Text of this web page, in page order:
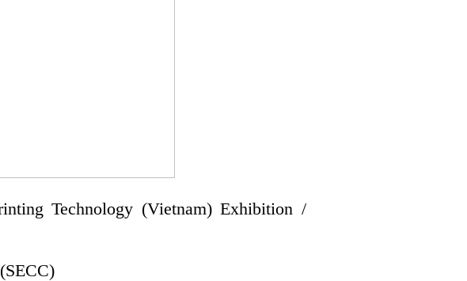
Technology (Vietnam) Exhibition /